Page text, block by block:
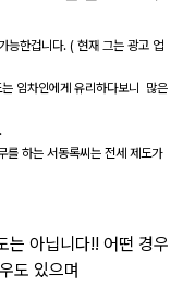
능한겁니다. ( 현재 그는 광고 업
임차인에게 유리하다보니 많은
하는 서동록씨는 전세 제도가
는 아닙니다!! 어떤 경우
도 있으며